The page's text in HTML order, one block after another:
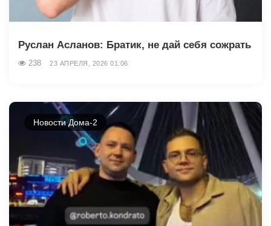
Руслан Асланов: Братик, не дай себя сожрать
238 23 АПРЕЛЯ, 2026 01:06
Новости Дома-2